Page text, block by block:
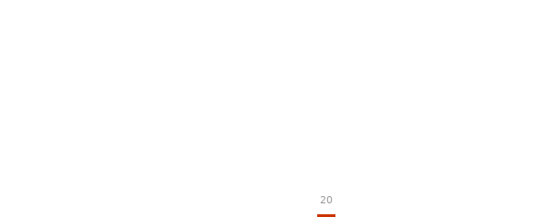
20